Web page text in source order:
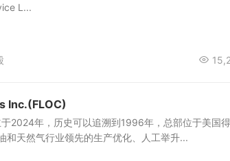
L...
Inc.(FLOC)
2024年，历史可以追溯到1996年，总部位于美国
和天然气行业领先的生产优化、人工举升...